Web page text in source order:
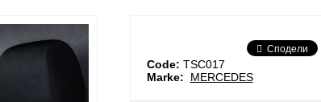
Сподели
Code: TSC017
Marke:
MERCEDES